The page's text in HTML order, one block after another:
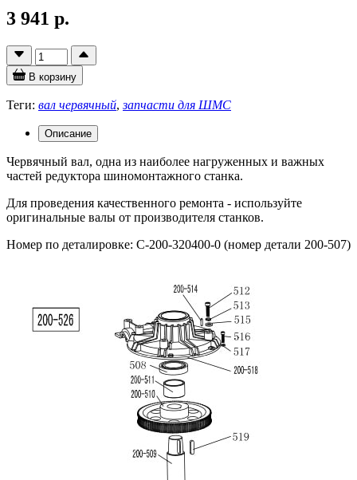
3 941 р.
В корзину
Теги: вал червячный,запчасти для ШМС
Описание
Червячный вал, одна из наиболее нагруженных и важных
частей редуктора шиномонтажного станка.
Для проведения качественного ремонта - используйте
оригинальные валы от производителя станков.
Номер по деталировке: C-200-320400-0 (номер детали 200-507)